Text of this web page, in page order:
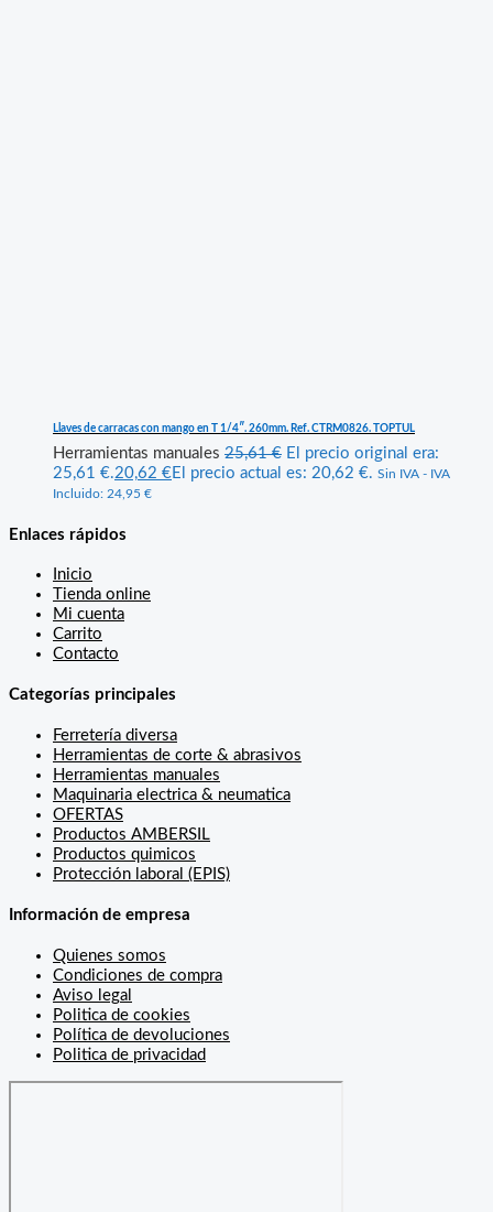
Llaves de carracas con mango en T 1/4″. 260mm. Ref. CTRM0826. TOPTUL
Herramientas manuales 25,61€ El precio original era:
25,61 €.20,62 €El precio actual es: 20,62 €. Sin IVA - IVA
Incluido: 24,95 €
Enlaces rápidos
Inicio
Tienda online
Mi cuenta
Carrito
Contacto
Categorías principales
Ferretería diversa
Herramientas de corte & abrasivos
Herramientas manuales
Maquinaria electrica & neumatica
OFERTAS
Productos AMBERSIL
Productos quimicos
Protección laboral (EPIS)
Información de empresa
Quienes somos
Condiciones de compra
Aviso legal
Politica de cookies
Política de devoluciones
Politica de privacidad